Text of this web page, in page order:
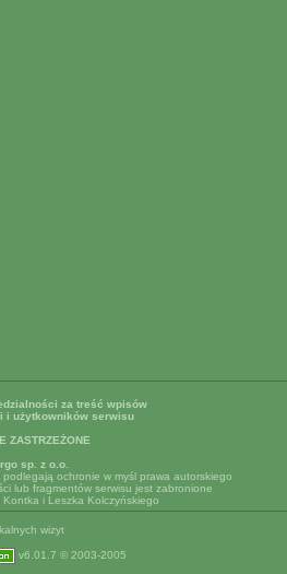
za treść wpisów
i użytkowników serwisu
ZASTRZEŻONE
sp. z o.o.
ochronie w myśl prawa autorskiego
lub fragmentów serwisu jest zabronione
Kontka i Leszka Kolczyńskiego
wizyt
v6.01.7 © 2003-2005